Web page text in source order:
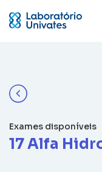
Exames disponíveis
17 Alfa